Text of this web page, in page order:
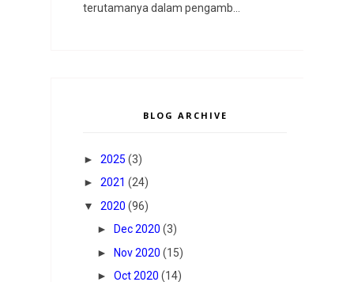
terutamanya dalam pengamb...
BLOG ARCHIVE
► 2025 (3)
► 2021 (24)
▼
2020 (96)
►
Dec 2020 (3)
►
Nov 2020 (15)
► Oct 2020 (14)